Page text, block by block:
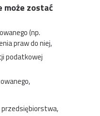
może zostać
(np.
praw do niej,
podatkowej
przedsiębiorstwa,